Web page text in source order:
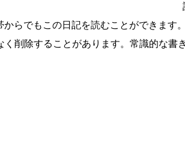
からでもこの日記を読むことができます
削除することがあります。常識的な書